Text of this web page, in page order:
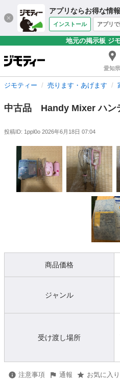
アプリならお得な情
インストール アプリで
地元の掲示板 ジ
愛知県
ジモティー 売ります・あげます
中古品 Handy Mixer ハン
投稿ID: 1ppl0o 2026年6月18日 07:04
商品価格
ジャンル
受け渡し場所
注意事項 通報 お気に入り